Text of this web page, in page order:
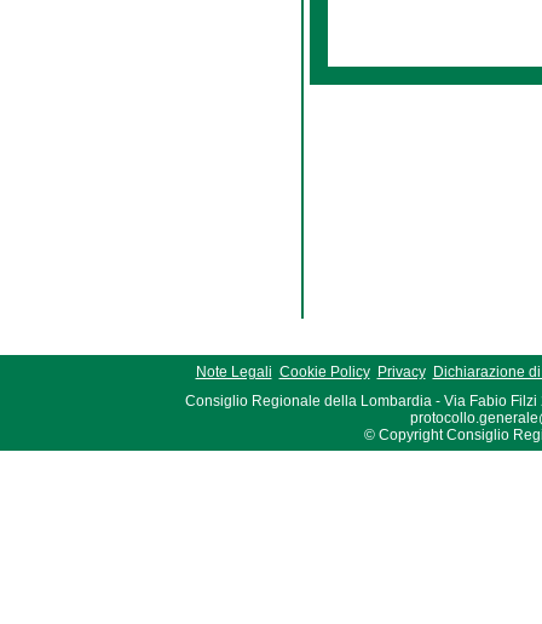
Note Legali Cookie Policy Privacy
Dichiarazione
Consiglio Regionale della Lombardia - Via Fabio Filzi
© Copyright Consiglio